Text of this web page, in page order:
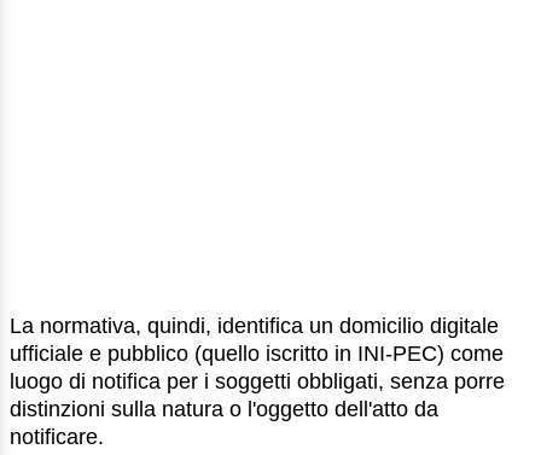
La normativa, quindi, identifica un domicilio digitale
ufficiale e pubblico (quello iscritto in INI-PEC) come
luogo di notifica per i soggetti obbligati, senza porre
distinzioni sulla natura o l'oggetto dell'atto da
notificare.